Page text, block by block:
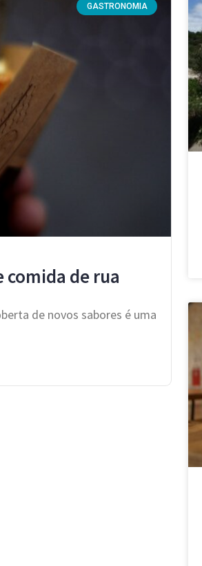
GASTRONOMIA
comida de rua
de novos sabores é uma